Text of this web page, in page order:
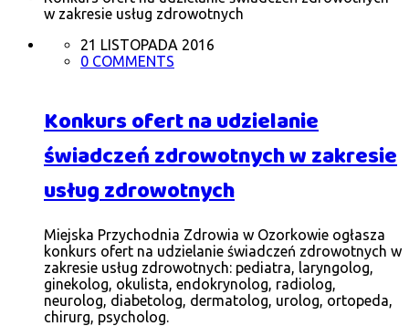
w zakresie usług zdrowotnych
21 LISTOPADA 2016
0 COMMENTS
Konkurs ofert na udzielanie
świadczeń zdrowotnych w zakresie
usług zdrowotnych
Miejska Przychodnia Zdrowia w Ozorkowie ogłasza
konkurs ofert na udzielanie świadczeń zdrowotnych w
zakresie usług zdrowotnych: pediatra, laryngolog,
ginekolog, okulista, endokrynolog, radiolog,
neurolog, diabetolog, dermatolog, urolog, ortopeda,
chirurg, psycholog.